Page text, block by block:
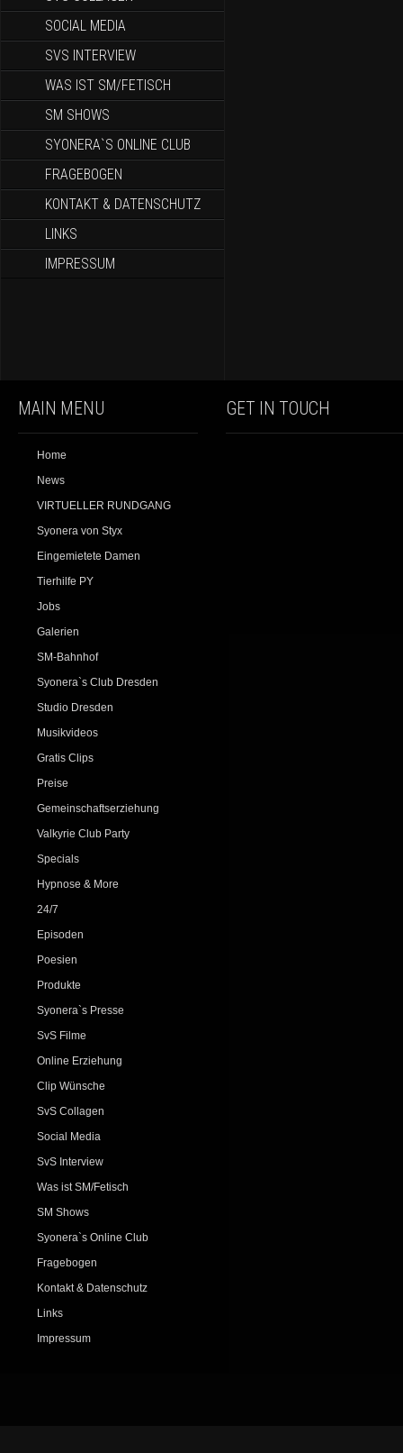
SOCIAL MEDIA
SVS INTERVIEW
WAS IST SM/FETISCH
SM SHOWS
SYONERA`S ONLINE CLUB
FRAGEBOGEN
KONTAKT & DATENSCHUTZ
LINKS
IMPRESSUM
MAIN MENU
Home
News
VIRTUELLER RUNDGANG
Syonera von Styx
Eingemietete Damen
Tierhilfe PY
Jobs
Galerien
SM-Bahnhof
Syonera`s Club Dresden
Studio Dresden
Musikvideos
Gratis Clips
Preise
Gemeinschaftserziehung
Valkyrie Club Party
Specials
Hypnose & More
24/7
Episoden
Poesien
Produkte
Syonera`s Presse
SvS Filme
Online Erziehung
Clip Wünsche
SvS Collagen
Social Media
SvS Interview
Was ist SM/Fetisch
SM Shows
Syonera`s Online Club
Fragebogen
Kontakt & Datenschutz
Links
Impressum
GET IN TOUCH